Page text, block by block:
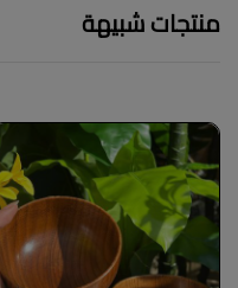
منتجات شبيهة